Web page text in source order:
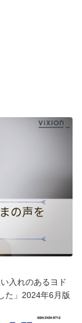
入れのあるヨド
た」2024年6月版